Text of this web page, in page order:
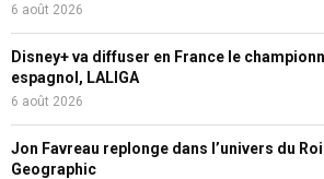
6 août 2026
Disney+ va diffuser en France le
espagnol, LALIGA
6 août 2026
Jon Favreau replonge dans l’univers du
Geographic